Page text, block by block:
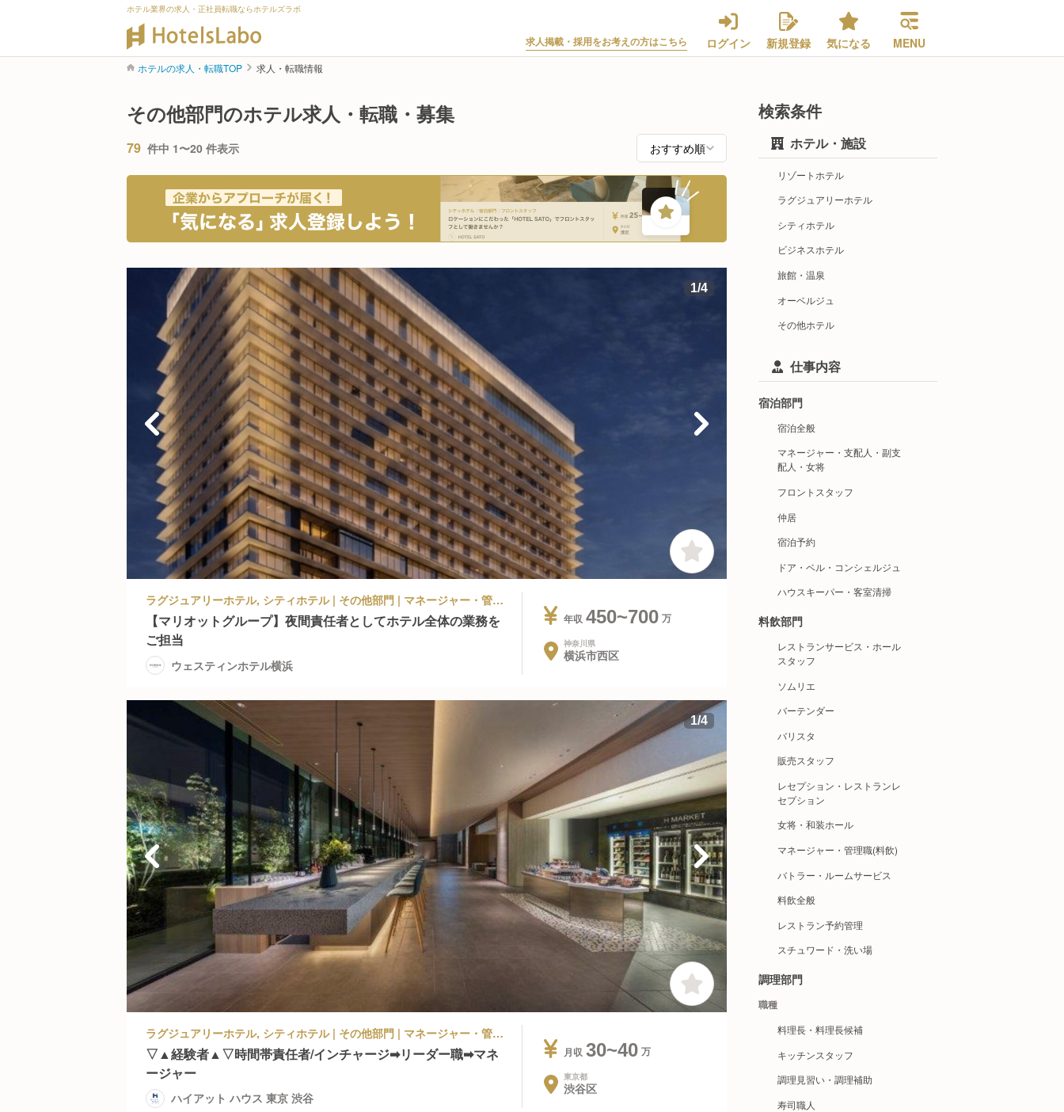
ホテル業界の求人・正社員転職ならホテルズラボ
求人掲載・採用をお考えの方はこちら ログイン 新規登録 気になる MENU
ホテルの求人・転職TOP 求人・転職情報
その他部門のホテル求人・転職・募集
79 件中 1〜20 件表示
1/4
ラグジュアリーホテル, シティホテル | その他部門 | マネージャー・管理職(その他) | ウェスティンホテル横浜
【マリオットグループ】夜間責任者としてホテル全体の業務を
ご担当
ウェスティンホテル横浜
年収 450~700
神奈川県
横浜市西区
1/4
ラグジュアリーホテル, シティホテル | その他部門 | マネージャー・管理職(その他) | ハイアット ハウス 東京 渋谷
▽▲経験者▲▽時間帯責任者/インチャージ➡リーダー職➡マネ
ージャー
ハイアット ハウス 東京 渋谷
月収 30~40
東京都
渋谷区
検索条件
ホテル・施設
リゾートホテル
ラグジュアリーホテル
シティホテル
ビジネスホテル
旅館・温泉
オーベルジュ
その他ホテル
仕事内容
宿泊部門
宿泊全般
マネージャー・支配人・副支
配人・女将
フロントスタッフ
仲居
宿泊予約
ドア・ベル・コンシェルジュ
ハウスキーパー・客室清掃
料飲部門
レストランサービス・ホール
スタッフ
ソムリエ
バーテンダー
バリスタ
販売スタッフ
レセプション・レストランレ
セプション
女将・和装ホール
マネージャー・管理職(料飲)
バトラー・ルームサービス
料飲全般
レストラン予約管理
スチュワード・洗い場
調理部門
職種
料理長・料理長候補
キッチンスタッフ
調理見習い・調理補助
寿司職人